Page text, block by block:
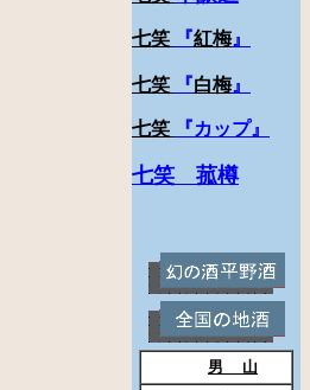
七笑 『紅梅』
七笑 『白梅』
七笑 『カップ』
七笑 菰樽
男 山